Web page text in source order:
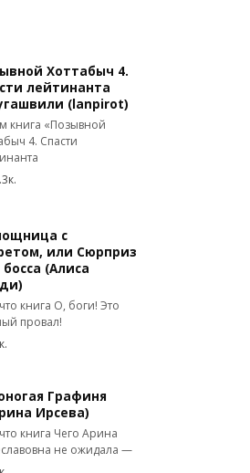
Хоттабыч 4.
лейтинанта
(lanpirot)
книга «Позывной
4. Спасти
с
или Сюрприз
(Алиса
книга О, боги! Это
провал!
Графиня
Ирсева)
книга Чего Арина
не ожидала —